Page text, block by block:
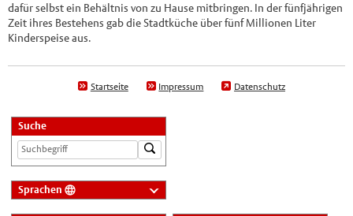
dafür selbst ein Behältnis von zu Hause mitbringen. In der fünfjährigen
Zeit ihres Bestehens gab die Stadtküche über fünf Millionen Liter
Kinderspeise aus.
Startseite Impressum Datenschutz
Suche
Sprachen